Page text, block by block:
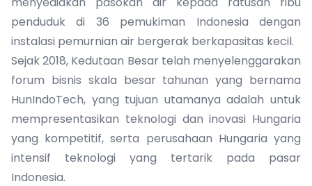
penduduk di 36 pemukiman Indonesia dengan
instalasi pemurnian air bergerak berkapasitas kecil.
Sejak 2018, Kedutaan Besar telah menyelenggarakan
forum bisnis skala besar tahunan yang bernama
HunIndoTech, yang tujuan utamanya adalah untuk
mempresentasikan teknologi dan inovasi Hungaria
yang kompetitif, serta perusahaan Hungaria yang
intensif teknologi yang tertarik pada pasar
Indonesia.